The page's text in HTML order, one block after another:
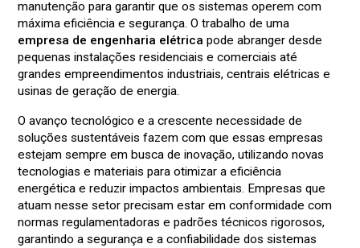
manutenção para garantir que os sistemas operem com
máxima eficiência e segurança. O trabalho de uma
empresa de engenharia elétrica pode abranger desde
pequenas instalações residenciais e comerciais até
grandes empreendimentos industriais, centrais elétricas e
usinas de geração de energia.
O avanço tecnológico e a crescente necessidade de
soluções sustentáveis fazem com que essas empresas
estejam sempre em busca de inovação, utilizando novas
tecnologias e materiais para otimizar a eficiência
energética e reduzir impactos ambientais. Empresas que
atuam nesse setor precisam estar em conformidade com
normas regulamentadoras e padrões técnicos rigorosos,
garantindo a segurança e a confiabilidade dos sistemas